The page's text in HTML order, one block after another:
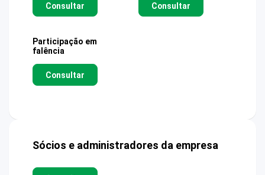
Consultar Consultar
Participação em
falência
Consultar
Sócios e administradores da empresa